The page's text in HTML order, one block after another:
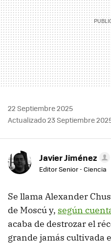
22 Septiembre 2025
Actualizado 23 Septiembre
Javier Jiménez
Editor Senior - Ciencia
Se llama Alexander
de Moscú y, según
acaba de destrozar el
grande jamás cultivada